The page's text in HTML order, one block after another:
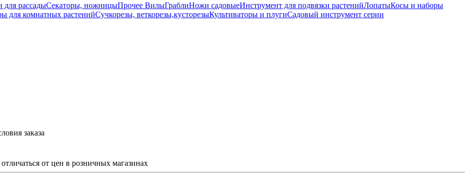
для рассадыСекаторы, ножницыПрочее ВилыГраблиНожи садовыеИнструмент для подвязки растенийЛопатыКосы и наборы
для комнатных растенийСучкорезы, веткорезы,кусторезыКультиваторы и плугиСадовый инструмент серии
заказа
от цен в розничных магазинах